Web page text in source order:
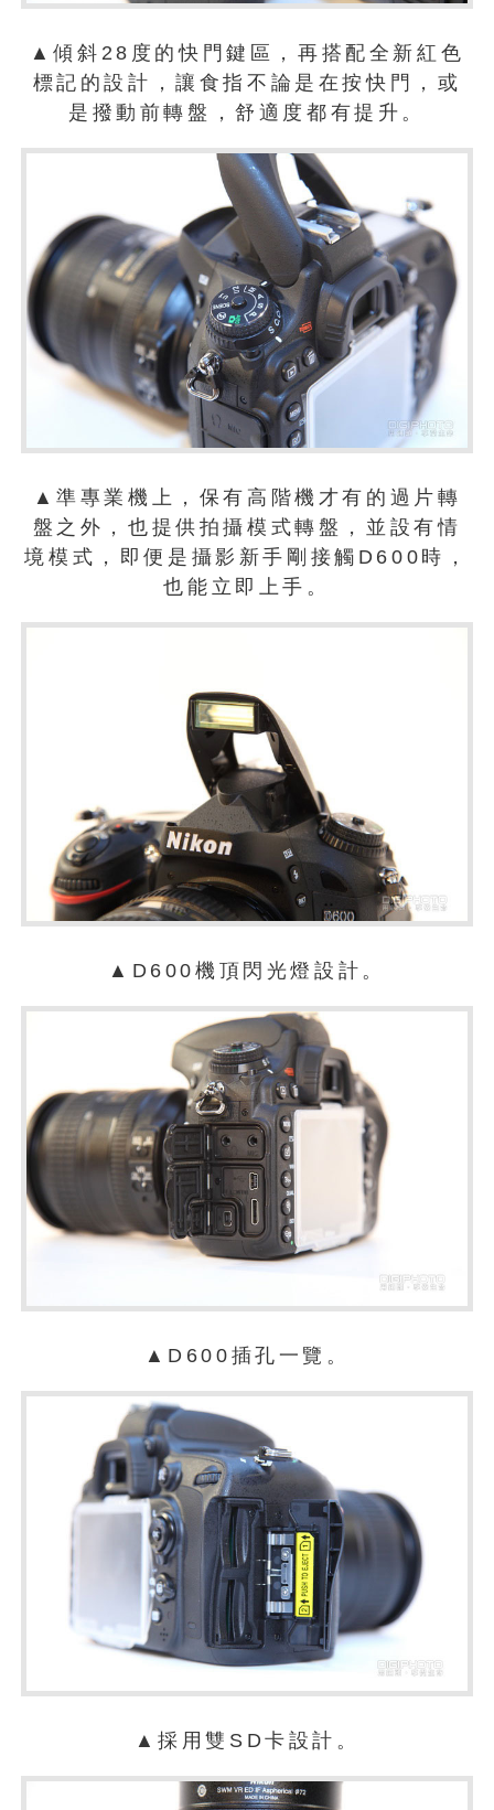
▲傾斜28度的快門鍵區，再搭配全新紅色
標記的設計，讓食指不論是在按快門，或
是撥動前轉盤，舒適度都有提升。
▲準專業機上，保有高階機才有的過片轉
盤之外，也提供拍攝模式轉盤，並設有情
境模式，即便是攝影新手剛接觸D600時，
也能立即上手。
▲D600機頂閃光燈設計。
▲D600插孔一覽。
▲採用雙SD卡設計。